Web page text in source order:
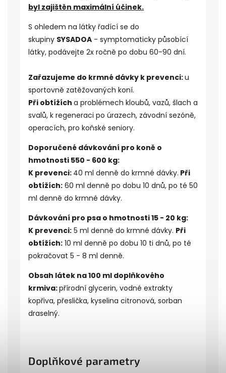
byl zajištěn maximální účinek.
S ohledem na látky řadící se do
skupiny SYSADOA - symptomaticky působící
látky, podávejte 2x ročně po dobu 60-90 dní.
Zařazujeme do krmné dávky k prevenci:u
sportovně zatěžovaných koní.
Při obtížích a problémech kloubů, vazů, šlach a
svalů, k regeneraci po úrazech, závodní sezóně,
operacích, pro koňské seniory.
Doporučené dávkování pro koně o
hmotnosti 550 - 600 kg:
K prevenci: 40 ml denně do krmné dávky. Při
obtížích: 60 ml denně po dobu 10 dnů, po té 50
ml denně do krmné dávky.
Dávkování pro psa o hmotnosti 15 - 20 kg:
K prevenci: 5 ml denně do krmné dávky. Při
obtížích: 10 ml denně po dobu 10 ti dnů, po té
pokračovat 5 - 8 ml denně.
Obsah látek na 100 ml doplňkového
krmiva:přírodní glycerin, vodné extrakty
kopřiva, přeslička, kyselina citronová, sorban
draselný.
Doplňkové parametry